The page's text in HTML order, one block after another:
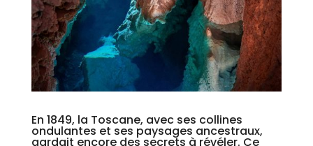
En 1849, la Toscane, avec ses collines
ondulantes et ses paysages ancestraux,
gardait encore des secrets à révéler. Ce